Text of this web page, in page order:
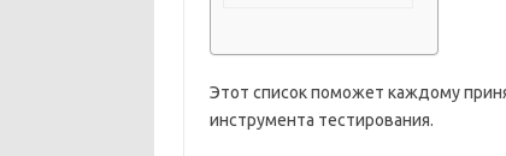
Этот список поможет каждому
инструмента тестирования.